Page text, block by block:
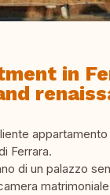
in
Ferrara.
di un palazzo